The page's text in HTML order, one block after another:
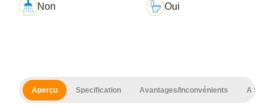
Non Oui
Aperçu Specification Avantages/Inconvénients A